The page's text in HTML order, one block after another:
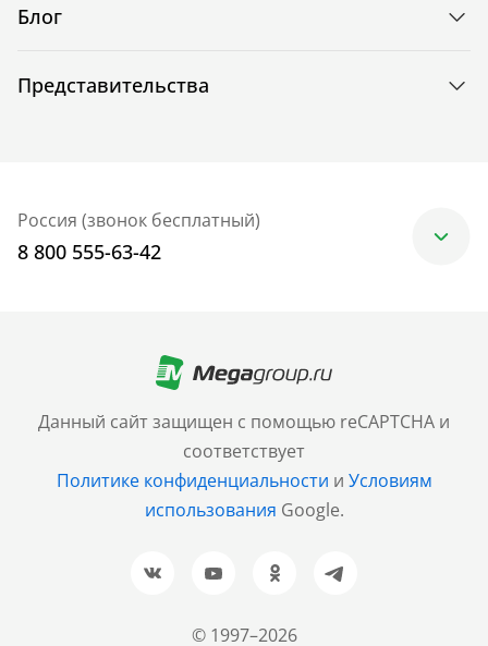
© 1997–2026
Данный сайт защищен с помощью reCAPTCHA и
соответствует
Политике конфиденциальности и Условиям
использования Google.
Блог
Представительства
Россия (звонок бесплатный)
8 800 555-63-42
+7 (499) 705-30-10
Санкт-Петербург
+7 (812) 600-77-33
Барнаул
+7 (961) 999-93-93
Новосибирск